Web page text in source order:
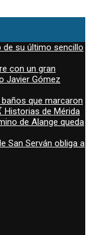
de su último sencillo
con un gran
Javier Gómez
que marcaron
Historias de Mérida
de Alange queda
San Serván obliga a